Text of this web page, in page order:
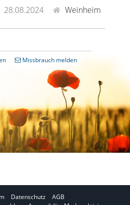
28.08.2024 Weinheim
Missbrauch melden
Datenschutz
AGB